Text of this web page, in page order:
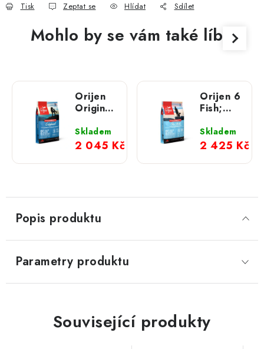
Tisk Zeptat se Hlídat Sdílet
Mohlo by se vám také líbit
Orijen
Original;
Skladem
2 045 Kč
Orijen 6
Fish;
Skladem
2 425 Kč
Popis produktu
Parametry produktu
Související produkty